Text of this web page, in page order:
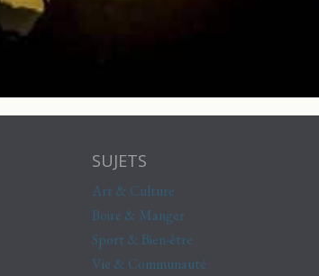
SUJETS
Art & Culture
Boire & Manger
Sport & Bien-être
Vie & Communauté